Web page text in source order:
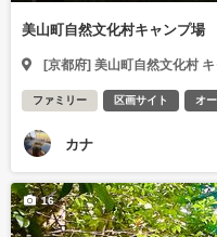
美山町自然文化村キャンプ場
[京都府] 美山町自然文化村
ファミリー 区画サイト オ
カナ
16